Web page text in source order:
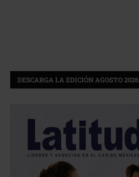
DESCARGA LA EDICIÓN AGOSTO 2026